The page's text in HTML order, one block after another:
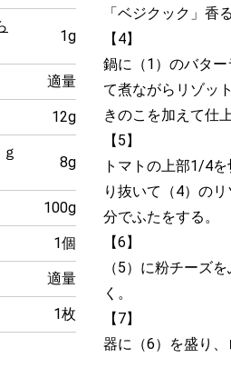
1g
適量
12g
8g
100g
1個
適量
1枚
「ベジクック」香
【4】
鍋に（1）のバタ
て煮ながらリゾッ
きのこを加えて仕
【5】
トマトの上部1/4
り抜いて（4）の
分でふたをする。
【6】
（5）に粉チーズ
く。
【7】
器に（6）を盛り、